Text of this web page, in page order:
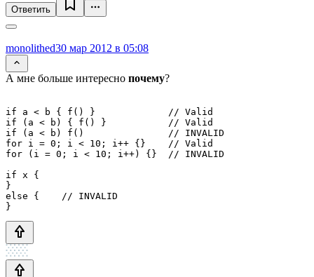
Ответить
monolithed30 мар 2012 в 05:08
А мне больше интересно почему?
if a < b { f() }             // Valid
if (a < b) { f() }           // Valid
if (a < b) f()               // INVALID
for i = 0; i < 10; i++ {}    // Valid
for (i = 0; i < 10; i++) {}  // INVALID
if x {
}
else {    // INVALID